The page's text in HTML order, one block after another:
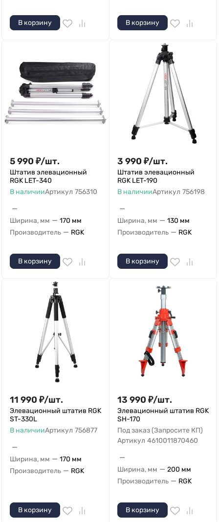
В корзину В корзину
5 990 ₽/шт.
Штатив элевационный
RGK LET-340
В наличииАртикул 756310
—
Ширина, мм — 170 мм
Производитель — RGK
В корзину
3 990 ₽/шт.
Штатив элевационный
RGK LET-190
В наличииАртикул 756198
—
Ширина, мм — 130 мм
Производитель — RGK
В корзину
11 990 ₽/шт.
Элевационный штатив RGK
ST-330L
В наличииАртикул 756877
—
Ширина, мм — 170 мм
Производитель — RGK
В корзину
13 990 ₽/шт.
Элевационный штатив RGK
SH-170
Под заказ (Запросите КП)
Артикул 4610011870460
—
Ширина, мм — 200 мм
Производитель — RGK
В корзину